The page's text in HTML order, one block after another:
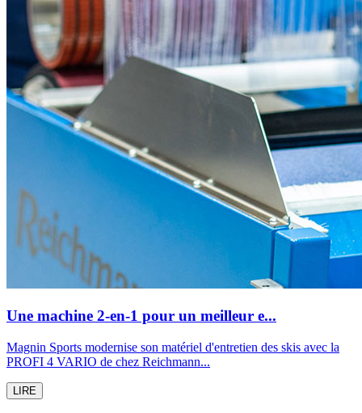
Une machine 2-en-1 pour un meilleur e...
Magnin Sports modernise son matériel d'entretien des skis avec la
PROFI 4 VARIO de chez Reichmann...
LIRE